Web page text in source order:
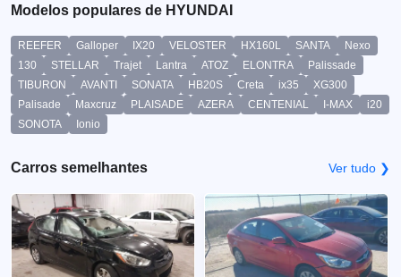
Modelos populares de HYUNDAI
REEFER Galloper IX20 VELOSTER HX160L SANTA
Nexo
130
STELLAR Trajet Lantra ATOZ ELONTRA
Palissade
TIBURON
AVANTI SONATA HB20S Creta ix35
XG300
Palisade
Maxcruz PLAISADE AZERA CENTENIAL I-MAX
i20
SONOTA
Ionio
Carros semelhantes Ver tudo ❯